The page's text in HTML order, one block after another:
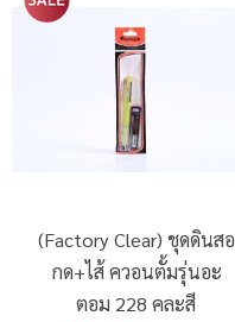
(Factory Clear) ชุดดินสอ
กด+ไส้ ควอนตั้มรุ่นอะ
ตอม 228 คละสี